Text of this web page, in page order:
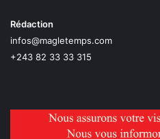
Rédaction
infos@magletemps.com
+243 82 33 33 315